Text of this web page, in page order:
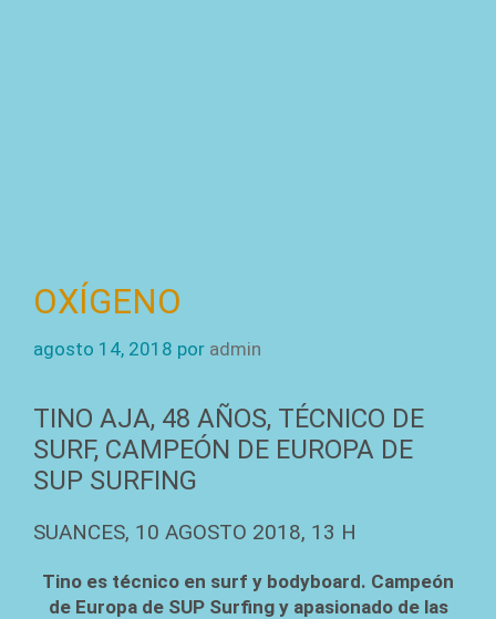
OXÍGENO
agosto 14, 2018 por admin
TINO AJA, 48 AÑOS, TÉCNICO DE
SURF, CAMPEÓN DE EUROPA DE
SUP SURFING
SUANCES, 10 AGOSTO 2018, 13 H
Tino es técnico en surf y bodyboard. Campeón
de Europa de SUP Surfing y apasionado de las